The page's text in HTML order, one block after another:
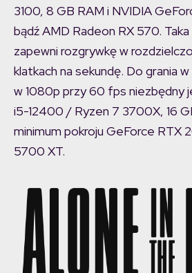
3100, 8 GB RAM i NVIDIA
bądź AMD Radeon RX 570.
zapewni rozgrywkę w
klatkach na sekundę. Do grania
w 1080p przy 60 fps niezbędny
i5-12400 / Ryzen 7 3700X, 16
minimum pokroju GeForce RTX
5700 XT.